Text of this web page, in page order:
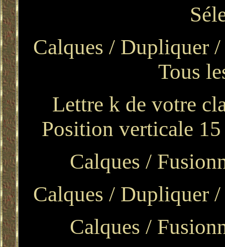
Calques / Dupliquer
Tous
Lettre k de votre
Position verticale
Calques /
Calques / Dupliquer
Calques /